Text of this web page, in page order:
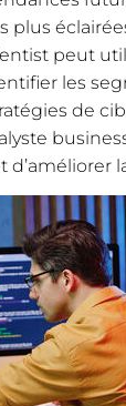
plus
peut
les
de
d’améliorer